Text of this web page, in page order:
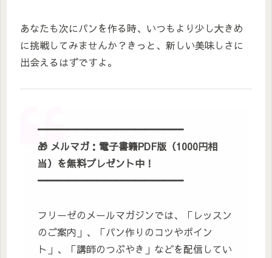
あなたも次にパンを作る時、いつもより少し大きめ
に挑戦してみませんか？きっと、新しい美味しさに
出会えるはずですよ。
━━━━━━━━━━━━━━━
🎁 メルマガ：電子書籍PDF版（1000円相
当）を無料プレゼント中！
━━━━━━━━━━━━━━━
フリーゼのメールマガジンでは、「レッスン
のご案内」、「パン作りのコツやポイン
ト」、「講師のつぶやき」などを配信してい